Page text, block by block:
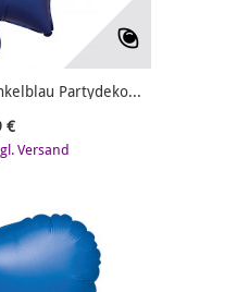
Partydeko...
€
Versand